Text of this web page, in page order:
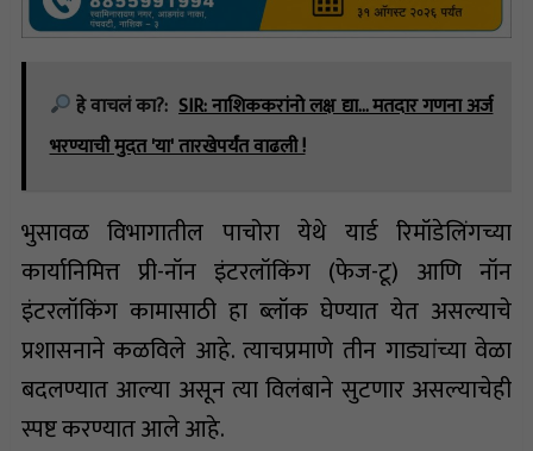
हे वाचलं का?: SIR: नाशिककरांनो लक्ष द्या... मतदार गणना अर्ज
भरण्याची मुदत 'या' तारखेपर्यंत वाढली !
भुसावळ विभागातील पाचोरा येथे यार्ड रिमॉडेलिंगच्या
कार्यानिमित्त प्री-नॉन इंटरलॉकिंग (फेज-टू) आणि नॉन
इंटरलॉकिंग कामासाठी हा ब्लॉक घेण्यात येत असल्याचे
प्रशासनाने कळविले आहे. त्याचप्रमाणे तीन गाड्यांच्या वेळा
बदलण्यात आल्या असून त्या विलंबाने सुटणार असल्याचेही
स्पष्ट करण्यात आले आहे.